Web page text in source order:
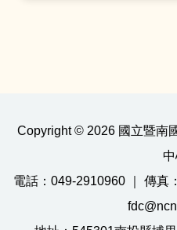
Copyright © 2026 國立暨南
電話：049-2910960 ｜ 傳真